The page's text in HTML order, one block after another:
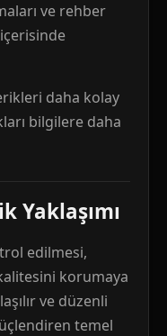
ve rehber
daha kolay
bilgilere daha
Yaklaşımı
edilmesi,
korumaya
ve düzenli
temel